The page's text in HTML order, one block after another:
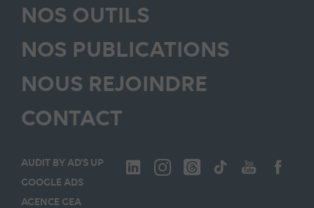
NOS OUTILS
NOS PUBLICATIONS
NOUS REJOINDRE
CONTACT
AUDIT BY AD’S UP
GOOGLE ADS
AGENCE GEA